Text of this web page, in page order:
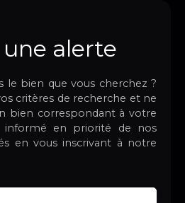
alerte
le bien que vous cherchez ?
critères de recherche et ne
bien correspondant à votre
informé en priorité de nos
en vous inscrivant à notre